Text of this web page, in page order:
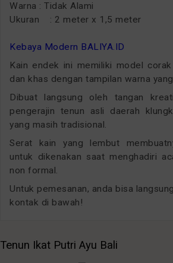
Warna : Tidak Alami
Ukuran : 2 meter x 1,5 meter
Kebaya Modern BALIYA.ID
Kain endek ini memiliki model
dan khas dengan tampilan warna
Dibuat langsung oleh tangan
pengerajin tenun asli daerah
yang masih tradisional.
Serat kain yang lembut
untuk dikenakan saat menghadiri
non formal.
Untuk pemesanan, anda bisa
kontak di bawah!
Tenun Ikat Putri Ayu Bali